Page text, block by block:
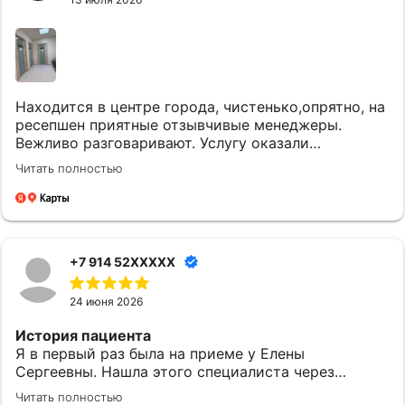
Находится в центре города, чистенько,опрятно, на
ресепшен приятные отзывчивые менеджеры.
Вежливо разговаривают. Услугу оказали
качественно и вовремя. Однозначно придем еще.
Читать полностью
+7 914 52XXXXX
24 июня 2026
История пациента
Я в первый раз была на приеме у Елены
Сергеевны. Нашла этого специалиста через
приложение МедТочка. При выборе обратила
Читать полностью